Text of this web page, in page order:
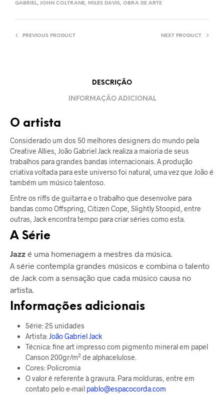
GABRIEL, JOHN COLTRANE, MILES DAVIS, OBRA DE ARTE
PREVIOUS PRODUCT NEXT PRODUCT
DESCRIÇÃO
INFORMAÇÃO ADICIONAL
O artista
Considerado um dos 50 melhores designers do mundo pela
Creative Allies, João Gabriel Jack realiza a maioria de seus
trabalhos para grandes bandas internacionais. A produção
criativa voltada para este universo foi natural, uma vez que João é
também um músico talentoso.
Entre os riffs de guitarra e o trabalho que desenvolve para
bandas como Offspring, Citizen Cope, Slightly Stoopid, entre
outras, Jack encontra tempo para criar séries como esta.
A Série
Jazz é uma homenagem a mestres da música.
A série contempla grandes músicos e combina o talento
de Jack com a sensação que cada músico causa no
artista.
Informações adicionais
Série: 25 unidades
Artista:João Gabriel Jack
Técnica: fine art impresso com pigmento mineral em papel
Canson 200gr/m2de alphacelulose.
Cores: Policromia
O valor é referente à gravura. Para molduras, entre em
contato pelo e-mail pablo@espacocorda.com